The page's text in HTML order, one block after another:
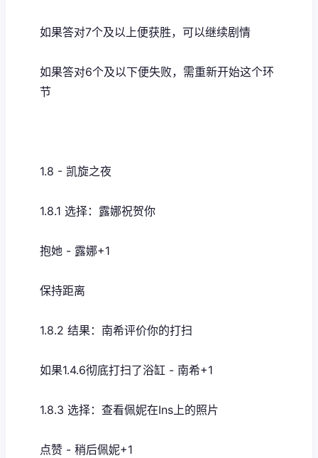
如果答对7个及以上便获胜，可以继续剧情
如果答对6个及以下便失败，需重新开始这个环
节
1.8 - 凯旋之夜
1.8.1 选择：露娜祝贺你
抱她 - 露娜+1
保持距离
1.8.2 结果：南希评价你的打扫
如果1.4.6彻底打扫了浴缸 - 南希+1
1.8.3 选择：查看佩妮在Ins上的照片
点赞 - 稍后佩妮+1